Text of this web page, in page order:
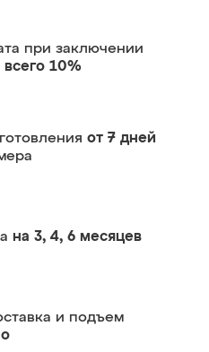
при заключении
всего 10%
от 7 дней
на 3, 4, 6 месяцев
и подъем